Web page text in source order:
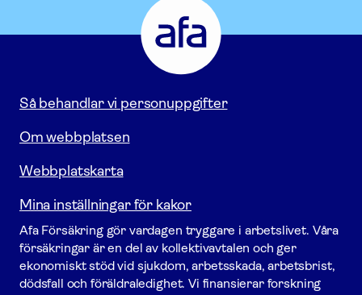
Försäkring
Gå
till
startsidan
Så behandlar vi personuppgifter
Om webbplatsen
Webbplatskarta
Mina inställningar för kakor
Afa För­säkring gör vardagen tryggare i arbetslivet. Våra
försäk­ringar är en del av kollektivavtalen och ger
ekonomiskt stöd vid sjukdom, arbetsskada, arbetsbrist,
dödsfall och föräldraledighet. Vi finansierar forskning